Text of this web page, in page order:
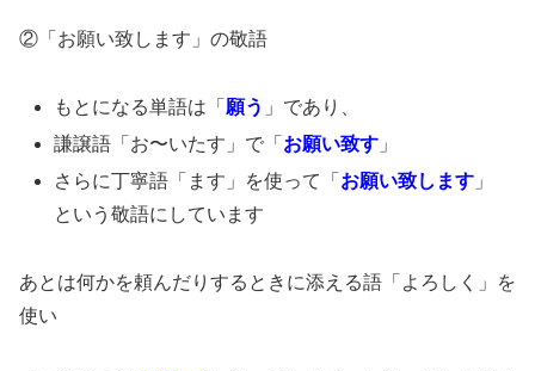
②「お願い致します」の敬語
もとになる単語は「 願う 」であり、
謙譲語「お〜いたす」で「 お願い致す 」
さらに丁寧語「ます」を使って「 お願い致します 」
という敬語にしています
あとは何かを頼んだりするときに添える語「よろしく」を
使い